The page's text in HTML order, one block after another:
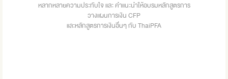
หลากหลายความประทับใจ และ คำแนะนำให้อบรมหลักสูตรการ
วางแผนการเงิน CFP
และหลักสูตรการเงินอื่นๆ กับ ThaiPFA